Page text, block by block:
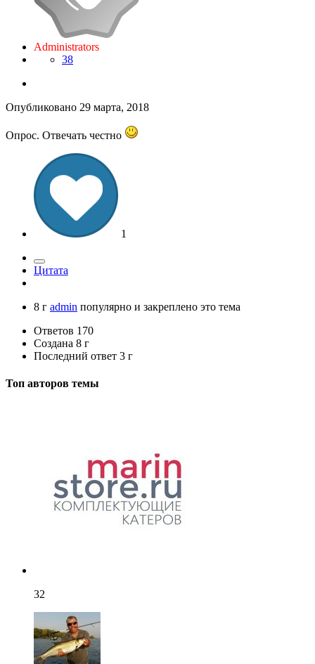
Administrators
38
Опубликовано 29 марта, 2018
Опрос. Отвечать честно
1
Цитата
8 г admin популярно и закреплено это тема
Ответов 170
Создана 8 г
Последний ответ 3 г
Топ авторов темы
32